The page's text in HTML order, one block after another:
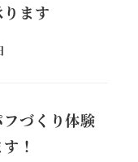
ます
づくり体験
！